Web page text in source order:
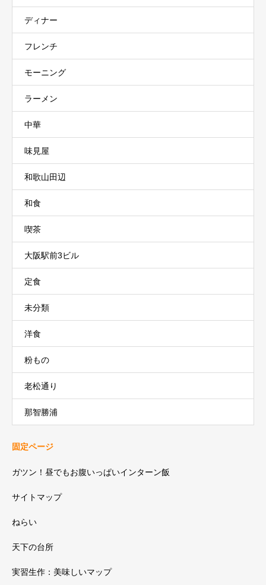
ディナー
フレンチ
モーニング
ラーメン
中華
味見屋
和歌山田辺
和食
喫茶
大阪駅前3ビル
定食
未分類
洋食
粉もの
老松通り
那智勝浦
固定ページ
ガツン！昼でもお腹いっぱいインターン飯
サイトマップ
ねらい
天下の台所
実習生作：美味しいマップ